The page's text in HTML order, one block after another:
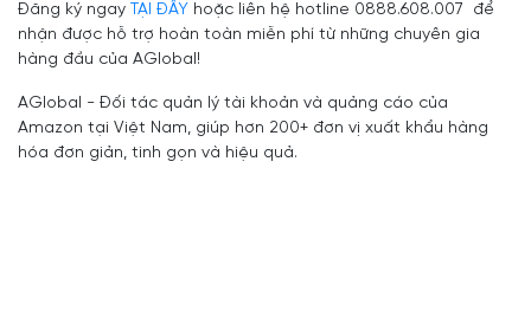
Đăng ký ngay TẠI ĐÂY hoặc liên hệ hotline 0888.608.007 để
nhận được hỗ trợ hoàn toàn miễn phí từ những chuyên gia
hàng đầu của AGlobal!
AGlobal - Đối tác quản lý tài khoản và quảng cáo của
Amazon tại Việt Nam, giúp hơn 200+ đơn vị xuất khẩu hàng
hóa đơn giản, tinh gọn và hiệu quả.